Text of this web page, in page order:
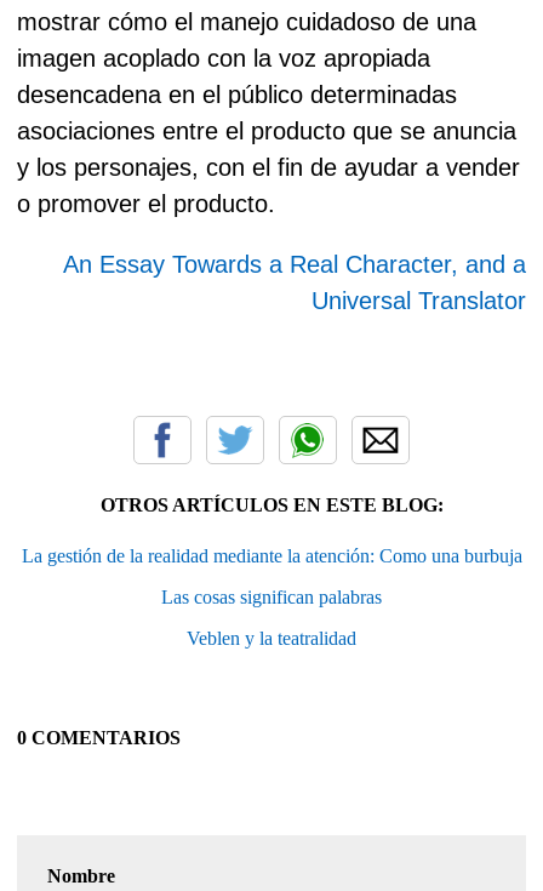
mostrar cómo el manejo cuidadoso de una
imagen acoplado con la voz apropiada
desencadena en el público determinadas
asociaciones entre el producto que se anuncia
y los personajes, con el fin de ayudar a vender
o promover el producto.
An Essay Towards a Real Character, and a
Universal Translator
OTROS ARTÍCULOS EN ESTE BLOG:
La gestión de la realidad mediante la atención: Como una burbuja
Las cosas significan palabras
Veblen y la teatralidad
0 COMENTARIOS
Nombre